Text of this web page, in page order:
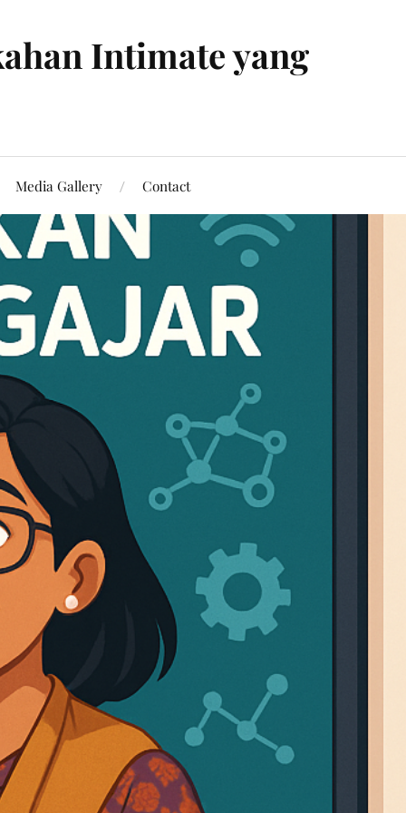
Intimate yang
Media Gallery Contact